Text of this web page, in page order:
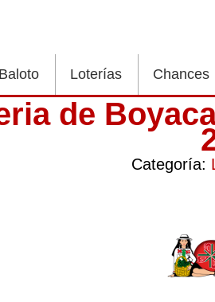
Baloto Loterías Chances
de
Categoría: